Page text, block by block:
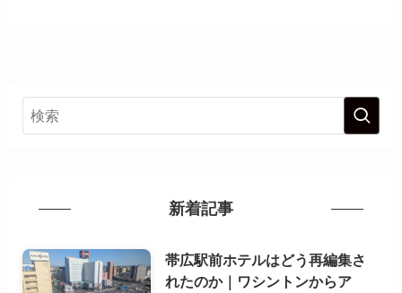
新着記事
帯広駅前ホテルはどう再編集さ
れたのか｜ワシントンからア